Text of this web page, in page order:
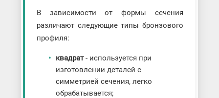
В зависимости от формы сечения
различают следующие типы бронзового
профиля:
квадрат- используется при
изготовлении деталей с
симметрией сечения, легко
обрабатывается;